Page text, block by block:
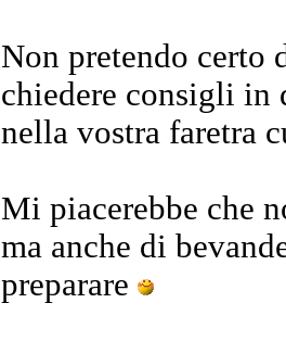
Non pretendo certo
chiedere consigli in
nella vostra faretra
Mi piacerebbe che
ma anche di
preparare